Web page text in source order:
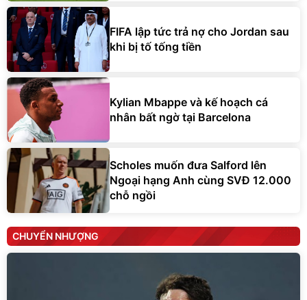
FIFA lập tức trả nợ cho Jordan sau
khi bị tố tống tiền
Kylian Mbappe và kế hoạch cá
nhân bất ngờ tại Barcelona
Scholes muốn đưa Salford lên
Ngoại hạng Anh cùng SVĐ 12.000
chỗ ngồi
CHUYỂN NHƯỢNG